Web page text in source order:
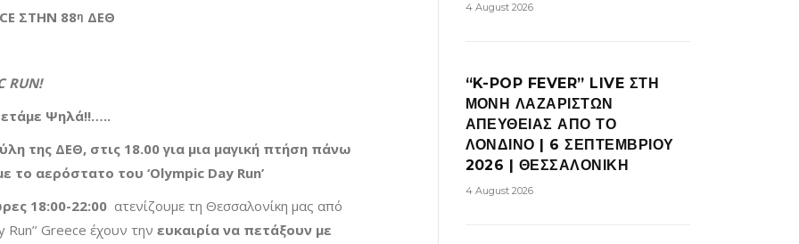
ΣΤΗΝ 88η ΔΕΘ
RUN!
Ψηλά!!…..
της ΔΕΘ, στις 18.00 για μια μαγική πτήση πάνω
το αερόστατο του ‘Olympic Day Run’
18:00-22:00 ατενίζουμε τη Θεσσαλονίκη μας από
Run’’ Greece έχουν την ευκαιρία να πετάξουν με
4 August 2026
“K-POP FEVER” LIVE ΣΤΗ
ΜΟΝΗ ΛΑΖΑΡΙΣΤΩΝ
ΑΠΕΥΘΕΙΑΣ ΑΠΟ ΤΟ
ΛΟΝΔΙΝΟ | 6 ΣΕΠΤΕΜΒΡΙΟΥ
2026 | ΘΕΣΣΑΛΟΝΙΚΗ
4 August 2026